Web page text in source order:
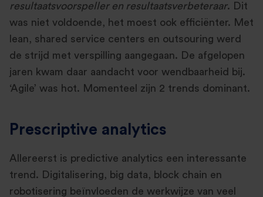
resultaatsvoorspeller en resultaatsverbeteraar. Dit
was niet voldoende, het moest ook efficiënter. Met
lean, shared service centers en outsouring werd
de strijd met verspilling aangegaan. De afgelopen
jaren kwam daar aandacht voor wendbaarheid bij.
‘Agile’ was hot. Momenteel zijn 2 trends dominant.
Prescriptive analytics
Allereerst is predictive analytics een interessante
trend. Digitalisering, big data, block chain en
robotisering beïnvloeden de werkwijze van veel